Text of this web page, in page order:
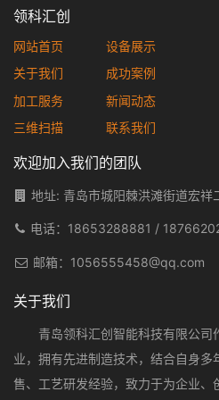
领科汇创
网站首页
关于我们
加工服务
三维扫描
设备展示
成功案例
新闻动态
联系我们
欢迎加入我们的团队
地址: 青岛市城阳棘洪滩街道宏祥
电话： 18653288881 /
邮箱： 1056555458@qq.com
关于我们
青岛领科汇创智能科技有限公
业，拥有先进制造技术，结合自身多
售、工艺研发经验，致力于为企业、